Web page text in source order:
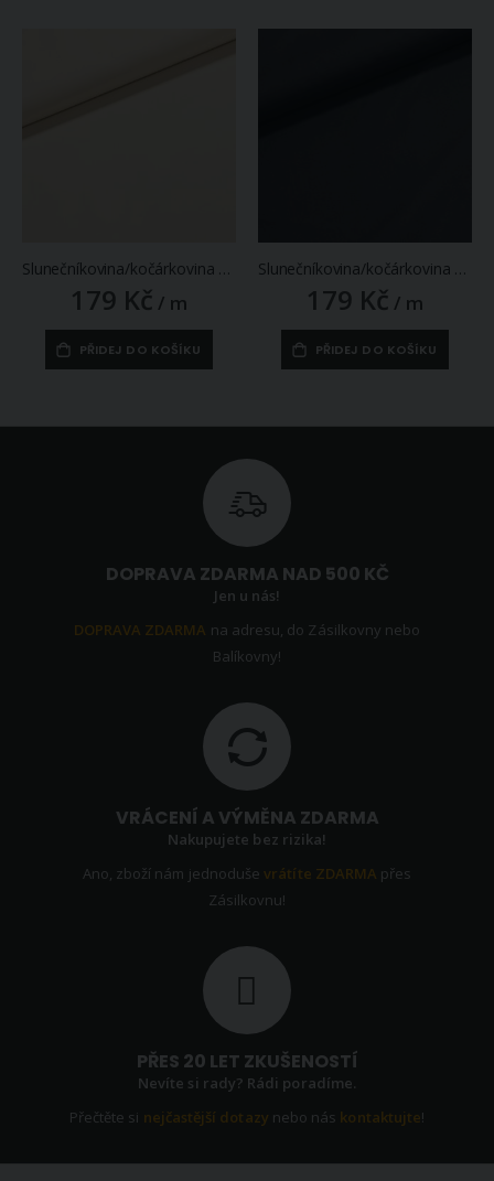
Slunečníkovina/kočárkovina OXFORD 011 krémová, š.160cm (látka v metráži)
179 Kč / m
PŘIDEJ DO KOŠÍKU
Slunečníkovina/kočárkovina OXFORD 940 jednobarevná antracitová, š.160cm (látka v metráži)
179 Kč / m
PŘIDEJ DO KOŠÍKU
DOPRAVA ZDARMA NAD 500 KČ
Jen u nás!
DOPRAVA ZDARMA na adresu, do Zásilkovny nebo
Balíkovny!
VRÁCENÍ A VÝMĚNA ZDARMA
Nakupujete bez rizika!
Ano, zboží nám jednoduševrátíte ZDARMA přes
Zásilkovnu!
PŘES 20 LET ZKUŠENOSTÍ
Nevíte si rady? Rádi poradíme.
Přečtěte si nejčastější dotazy nebo nás kontaktujte!